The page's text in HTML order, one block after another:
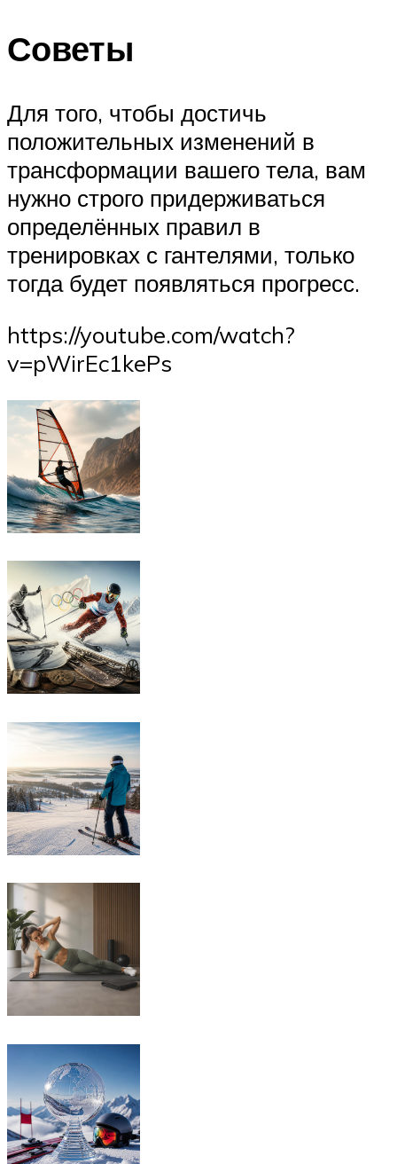
Советы
Для того, чтобы достичь
положительных изменений в
трансформации вашего тела, вам
нужно строго придерживаться
определённых правил в
тренировках с гантелями, только
тогда будет появляться прогресс.
https://youtube.com/watch?
v=pWirEc1kePs